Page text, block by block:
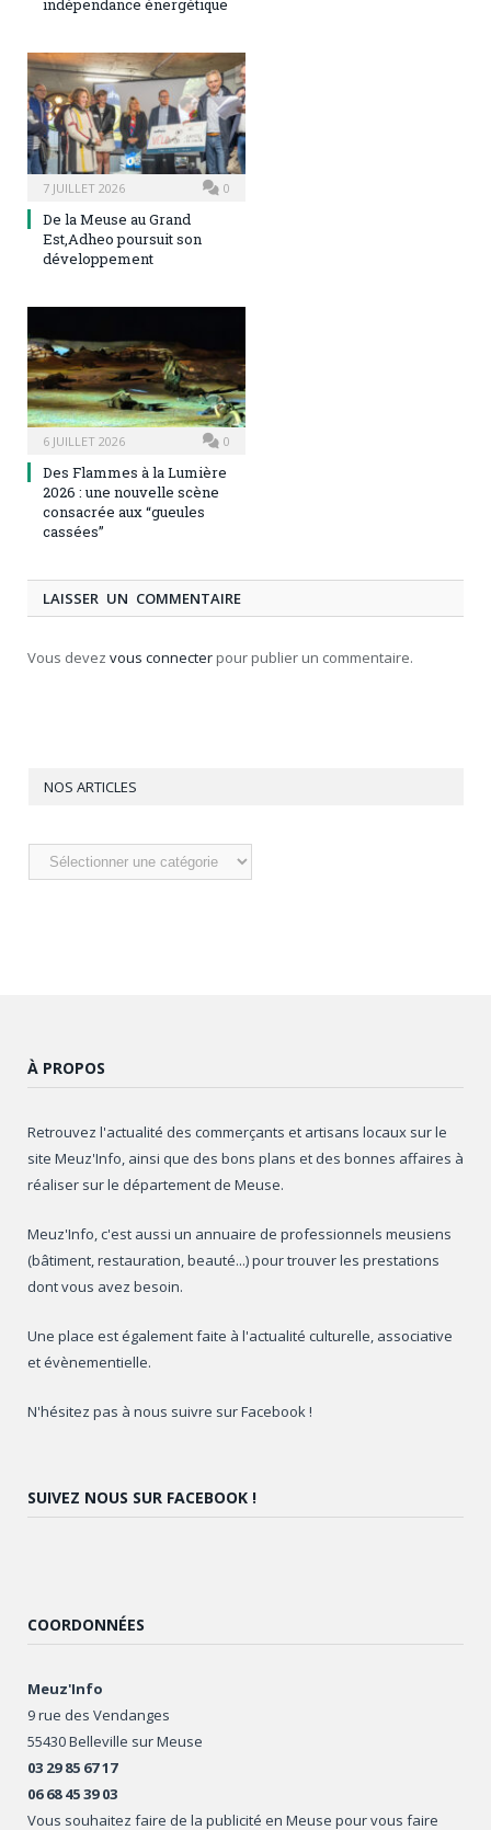
indépendance énergétique
7 JUILLET 2026 0
De la Meuse au Grand
Est,Adheo poursuit son
développement
6 JUILLET 2026 0
Des Flammes à la Lumière
2026 : une nouvelle scène
consacrée aux “gueules
cassées”
LAISSER UN COMMENTAIRE
Vous devez vous connecter pour publier un commentaire.
NOS ARTICLES
Nos
articles
À PROPOS
Retrouvez l'actualité des commerçants et artisans locaux sur le
site Meuz'Info, ainsi que des bons plans et des bonnes affaires à
réaliser sur le département de Meuse.
Meuz'Info, c'est aussi un annuaire de professionnels meusiens
(bâtiment, restauration, beauté...) pour trouver les prestations
dont vous avez besoin.
Une place est également faite à l'actualité culturelle, associative
et évènementielle.
N'hésitez pas à nous suivre sur Facebook !
SUIVEZ NOUS SUR FACEBOOK !
COORDONNÉES
Meuz'Info
9 rue des Vendanges
55430 Belleville sur Meuse
03 29 85 67 17
06 68 45 39 03
Vous souhaitez faire de la publicité en Meuse pour vous faire